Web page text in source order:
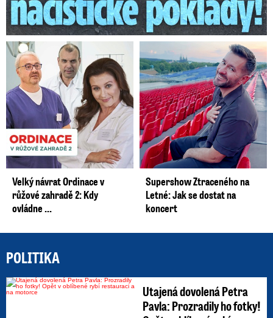
Velký návrat Ordinace v
růžové zahradě 2: Kdy
ovládne ...
Supershow Ztraceného na
Letné: Jak se dostat na
koncert
POLITIKA
Utajená dovolená Petra
Pavla: Prozradily ho fotky!